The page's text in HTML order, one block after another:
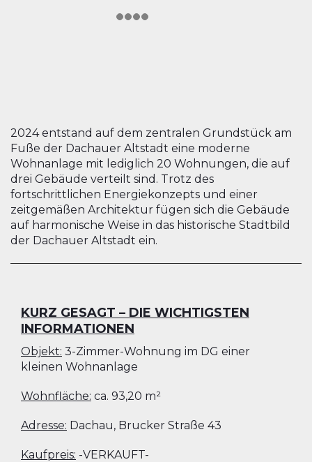
2024 entstand auf dem zentralen Grundstück am
Fuße der Dachauer Altstadt eine moderne
Wohnanlage mit lediglich 20 Wohnungen, die auf
drei Gebäude verteilt sind. Trotz des
fortschrittlichen Energiekonzepts und einer
zeitgemäßen Architektur fügen sich die Gebäude
auf harmonische Weise in das historische Stadtbild
der Dachauer Altstadt ein.
KURZ GESAGT – DIE WICHTIGSTEN
INFORMATIONEN
Objekt: 3-Zimmer-Wohnung im DG einer
kleinen Wohnanlage
Wohnfläche: ca. 93,20 m²
Adresse: Dachau, Brucker Straße 43
Kaufpreis: -VERKAUFT-